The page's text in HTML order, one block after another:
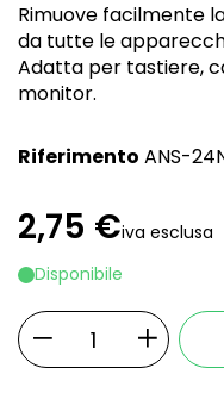
Rimuove facilmente
da tutte le
Adatta per tastiere,
monitor.
Riferimento ANS-
2,75 €iva esclusa
Disponibile